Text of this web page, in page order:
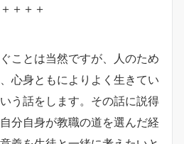
＋＋＋
ことは当然ですが、人のため
心身ともによりよく生きてい
う話をします。その話に説得
分自身が教職の道を選んだ経